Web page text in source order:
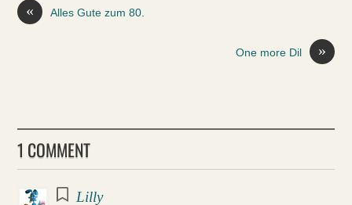
« Alles Gute zum 80.
»
One more Dil
1 COMMENT
Lilly